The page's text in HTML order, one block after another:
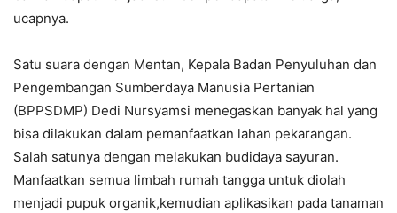
ucapnya.
Satu suara dengan Mentan, Kepala Badan Penyuluhan dan
Pengembangan Sumberdaya Manusia Pertanian
(BPPSDMP) Dedi Nursyamsi menegaskan banyak hal yang
bisa dilakukan dalam pemanfaatkan lahan pekarangan.
Salah satunya dengan melakukan budidaya sayuran.
Manfaatkan semua limbah rumah tangga untuk diolah
menjadi pupuk organik,kemudian aplikasikan pada tanaman